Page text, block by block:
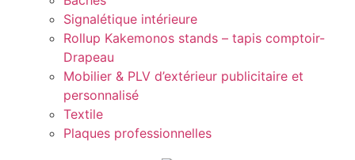
Signalétique intérieure
Rollup Kakemonos stands – tapis comptoir-
Drapeau
Mobilier & PLV d’extérieur publicitaire et
personnalisé
Textile
Plaques professionnelles